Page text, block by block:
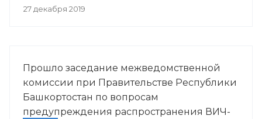
27 декабря 2019
Прошло заседание межведомственной
комиссии при Правительстве Республики
Башкортостан по вопросам
предупреждения распространения ВИЧ-